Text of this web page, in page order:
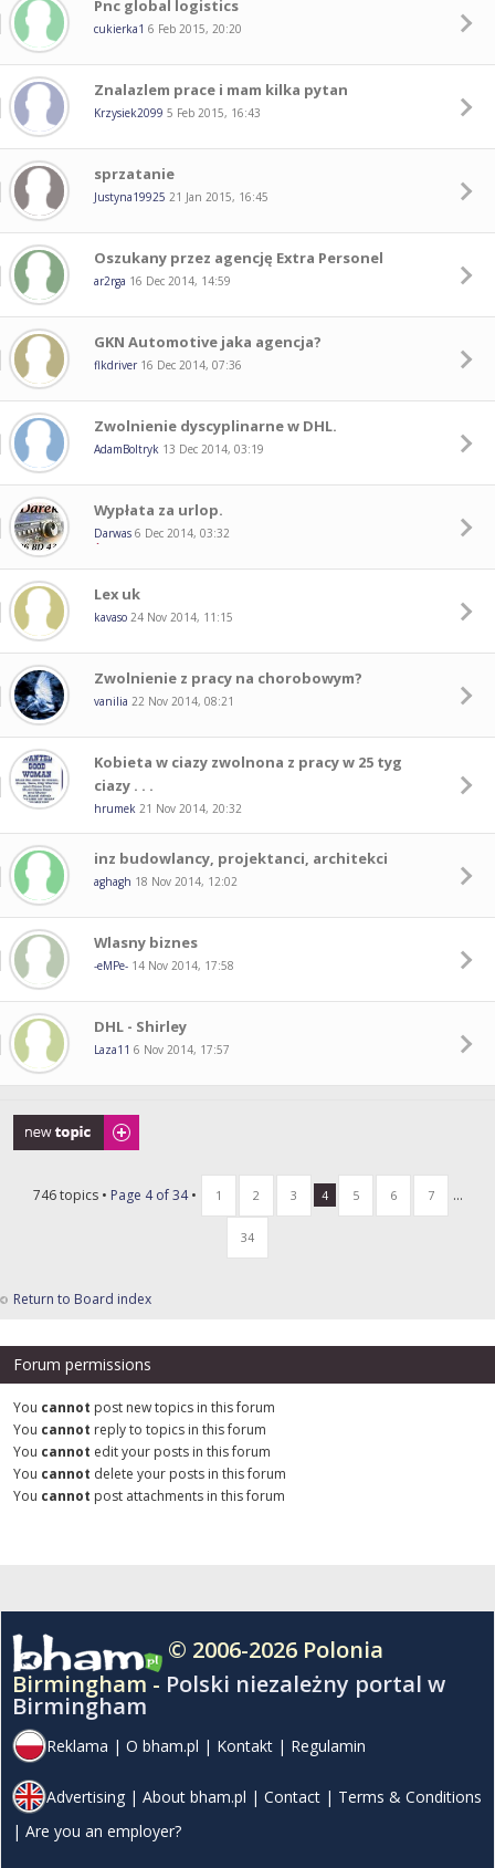
Pnc global logistics
cukierka1 6 Feb 2015, 20:20
Znalazlem prace i mam kilka pytan
Krzysiek2099 5 Feb 2015, 16:43
sprzatanie
Justyna19925 21 Jan 2015, 16:45
Oszukany przez agencję Extra Personel
ar2rga 16 Dec 2014, 14:59
GKN Automotive jaka agencja?
flkdriver 16 Dec 2014, 07:36
Zwolnienie dyscyplinarne w DHL.
AdamBoltryk 13 Dec 2014, 03:19
Wypłata za urlop.
Darwas 6 Dec 2014, 03:32
Lex uk
kavaso 24 Nov 2014, 11:15
Zwolnienie z pracy na chorobowym?
vanilia 22 Nov 2014, 08:21
Kobieta w ciazy zwolnona z pracy w 25 tyg
ciazy . . .
hrumek 21 Nov 2014, 20:32
inz budowlancy, projektanci, architekci
aghagh 18 Nov 2014, 12:02
Wlasny biznes
-eMPe- 14 Nov 2014, 17:58
DHL - Shirley
Laza11 6 Nov 2014, 17:57
Post a new topic
746 topics • Page 4of34• 1 2 3 4 5 6 7 ...
34
Return to Board index
Forum permissions
You cannot post new topics in this forum
You cannot reply to topics in this forum
You cannot edit your posts in this forum
You cannot delete your posts in this forum
You cannot post attachments in this forum
© 2006-2026 Polonia
Birmingham - Polski niezależny portal w
Birmingham
Reklama | O bham.pl | Kontakt | Regulamin
Advertising | About bham.pl | Contact | Terms & Conditions
| Are you an employer?